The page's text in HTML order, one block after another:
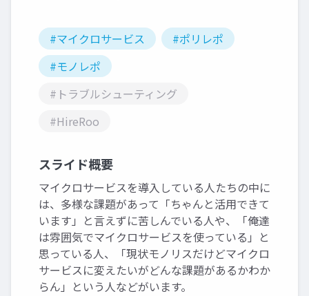
#マイクロサービス
#ポリレポ
#モノレポ
#トラブルシューティング
#HireRoo
スライド概要
マイクロサービスを導入している人たちの中に
は、多様な課題があって「ちゃんと活用できて
います」と言えずに苦しんでいる人や、「俺達
は雰囲気でマイクロサービスを使っている」と
思っている人、「現状モノリスだけどマイクロ
サービスに変えたいがどんな課題があるかわか
らん」という人などがいます。